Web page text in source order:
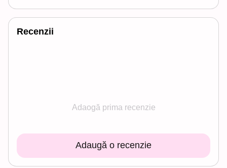
Recenzii
Adaogă prima recenzie
Adaugă o recenzie